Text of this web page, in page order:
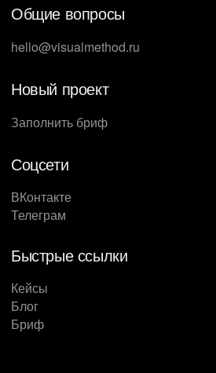
Общие вопросы
hello@visualmethod.ru
Новый проект
Заполнить бриф
Соцсети
ВКонтакте
Телеграм
Быстрые ссылки
Кейсы
Блог
Бриф